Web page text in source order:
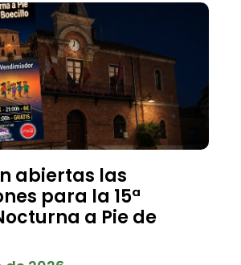
abiertas las
para la 15ª
a Pie de